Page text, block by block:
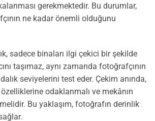
gerekmektedir. Bu durumlar,
ne kadar önemli olduğunu
sadece binaları ilgi çekici bir şekilde
taşımaz, aynı zamanda fotoğrafçının
seviyelerini test eder. Çekim anında,
odaklanmalı ve mekânın
Bu yaklaşım, fotoğrafın derinlik